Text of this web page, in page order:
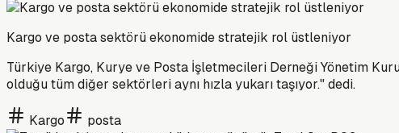
Kargo ve posta sektörü ekonomide stratejik rol üstleniyor
Türkiye Kargo, Kurye ve Posta İşletmecileri Derneği Yönetim
olduğu tüm diğer sektörleri aynı hızla yukarı taşıyor." dedi.
Kargo posta